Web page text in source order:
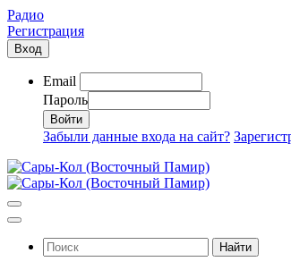
Радио
Регистрация
Вход
Email
Пароль
Забыли данные входа на сайт?
Найти